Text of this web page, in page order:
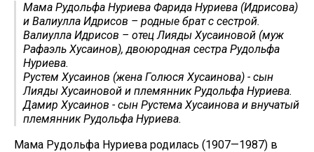
Мама Рудольфа Нуриева Фарида Нуриева (Идрисова)
и Валиулла Идрисов – родные брат с сестрой.
Валиулла Идрисов – отец Лияды Хусаиновой (муж
Рафаэль Хусаинов), двоюродная сестра Рудольфа
Нуриева.
Рустем Хусаинов (жена Голюся Хусаинова) - сын
Лияды Хусаиновой и племянник Рудольфа Нуриева.
Дамир Хусаинов - сын Рустема Хусаинова и внучатый
племянник Рудольфа Нуриева.
Мама Рудольфа Нуриева родилась (1907—1987) в